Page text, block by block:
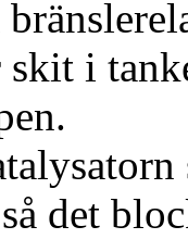
i
det